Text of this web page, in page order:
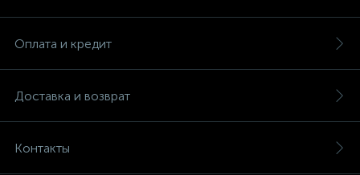
Оплата и кредит
Доставка и возврат
Контакты